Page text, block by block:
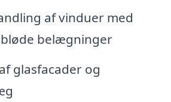
af vinduer med
belægninger
glasfacader og